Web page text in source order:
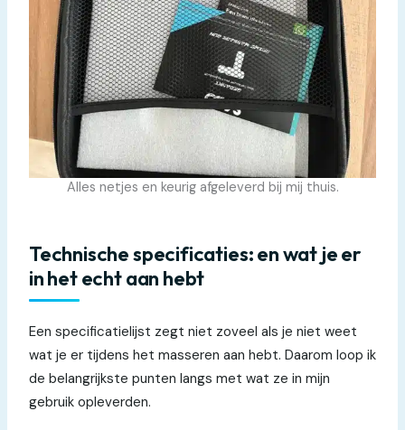
Alles netjes en keurig afgeleverd bij mij thuis.
Technische specificaties: en wat je er
in het echt aan hebt
Een specificatielijst zegt niet zoveel als je niet weet
wat je er tijdens het masseren aan hebt. Daarom loop ik
de belangrijkste punten langs met wat ze in mijn
gebruik opleverden.